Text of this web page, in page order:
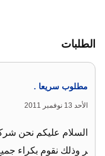
الطلبات
مطلوب سريعا .
الأحد 13 نوفمبر 2011
السلام عليكم نحن
ر وذلك نقوم بكراء